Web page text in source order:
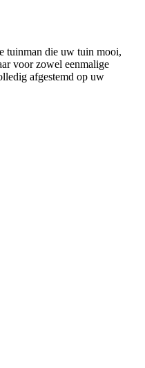
tuinman die uw tuin mooi,
voor zowel eenmalige
afgestemd op uw